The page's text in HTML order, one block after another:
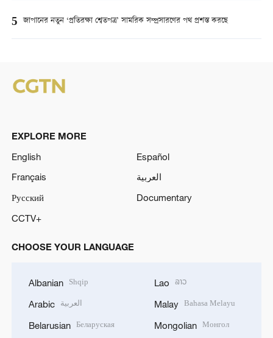
5 জাপানের নতুন ‘প্রতিরক্ষা শ্বেতপত্র’ সামরিক সম্প্রসারণের পথ প্রশস্ত করছে
EXPLORE MORE
English
Español
Français
العربية
Русский
Documentary
CCTV+
CHOOSE YOUR LANGUAGE
Albanian Shqip
Arabic العربية
Belarusian Беларуская
Lao ລາວ
Malay Bahasa Melayu
Mongolian Монгол